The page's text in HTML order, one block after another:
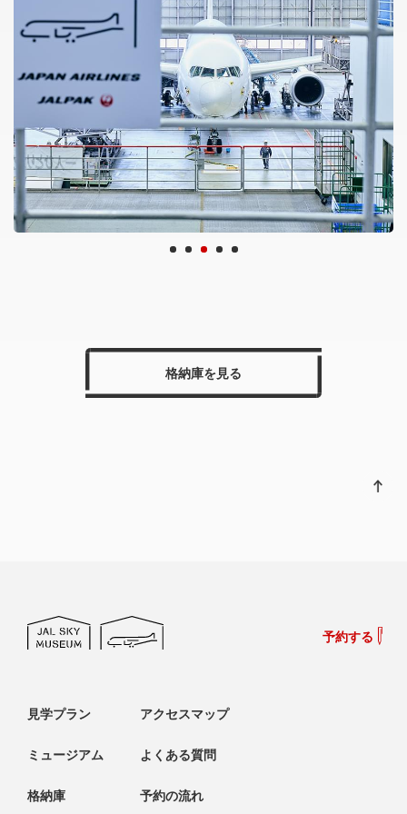
格納庫を見る
予約する
見学プラン
ミュージアム
格納庫
アクセスマップ
よくある質問
予約の流れ